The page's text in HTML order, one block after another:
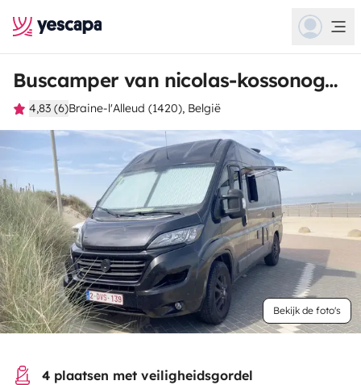
Buscamper van nicolas-kossonogow@sfr.fr
4,83 (6)Braine-l'Alleud (1420), België
Bekijk de foto's
4 plaatsen met veiligheidsgordel